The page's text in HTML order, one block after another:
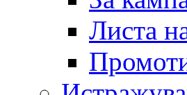
Листа